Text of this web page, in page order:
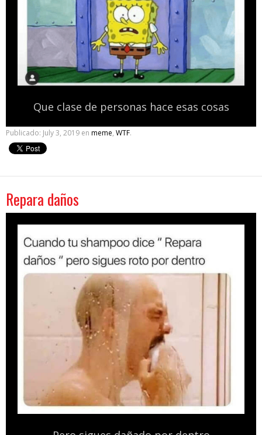
Que clase de personas hace esas cosas
Publicado: July 3, 2019 en meme, WTF.
Repara daños